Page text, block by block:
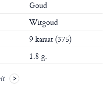
Goud
Witgoud
9 karaat (375)
1.8 g.